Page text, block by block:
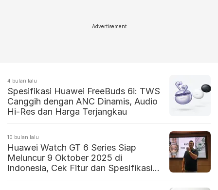
Advertisement
4 bulan lalu
Spesifikasi Huawei FreeBuds 6i: TWS
Canggih dengan ANC Dinamis, Audio
Hi-Res dan Harga Terjangkau
10 bulan lalu
Huawei Watch GT 6 Series Siap
Meluncur 9 Oktober 2025 di
Indonesia, Cek Fitur dan Spesifikasi